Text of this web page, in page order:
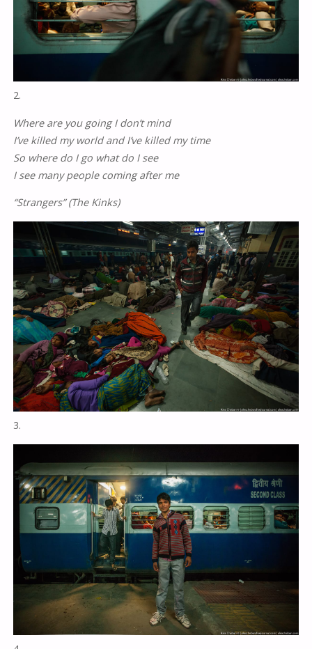
2.
Where are you going I don’t mind
I’ve killed my world and I’ve killed my time
So where do I go what do I see
I see many people coming after me
“Strangers” (The Kinks)
3.